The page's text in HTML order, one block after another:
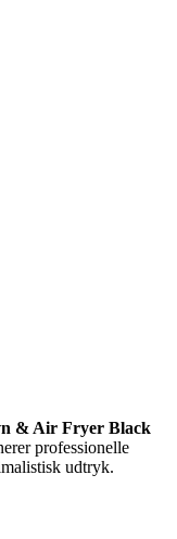
& Air Fryer Black
professionelle
udtryk.